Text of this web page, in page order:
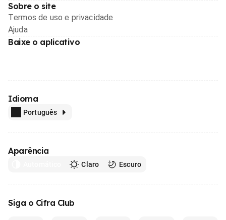
Sobre o site
Termos de uso e privacidade
Ajuda
Baixe o aplicativo
Idioma
Português
Aparência
Claro Escuro
Siga o Cifra Club